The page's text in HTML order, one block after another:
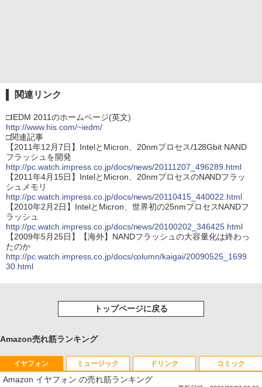
関連リンク
□IEDM 2011のホームページ(英文)
http://www.his.com/~iedm/
□関連記事
【2011年12月7日】IntelとMicron、20nmプロセス/128Gbit NAND
フラッシュを開発
http://pc.watch.impress.co.jp/docs/news/20111207_496289.html
【2011年4月15日】IntelとMicron、20nmプロセスのNANDフラッ
シュメモリ
http://pc.watch.impress.co.jp/docs/news/20110415_440022.html
【2010年2月2日】IntelとMicron、世界初の25nmプロセスNANDフ
ラッシュ
http://pc.watch.impress.co.jp/docs/news/20100202_346425.html
【2009年5月25日】【海外】NANDフラッシュの大容量化は終わっ
たのか
http://pc.watch.impress.co.jp/docs/column/kaigai/20090525_1699
30.html
トップページに戻る
Amazon売れ筋ランキング
イヤフォン
Amazon イヤフォン の売れ筋ランキング
ミュージック ドリンク コミック